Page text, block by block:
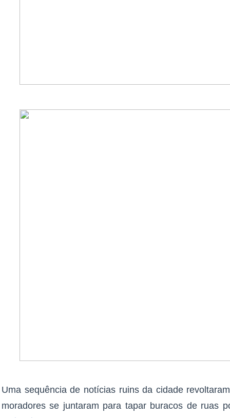
Uma sequência de notícias ruins da cidade
moradores se juntaram para tapar buracos de ruas